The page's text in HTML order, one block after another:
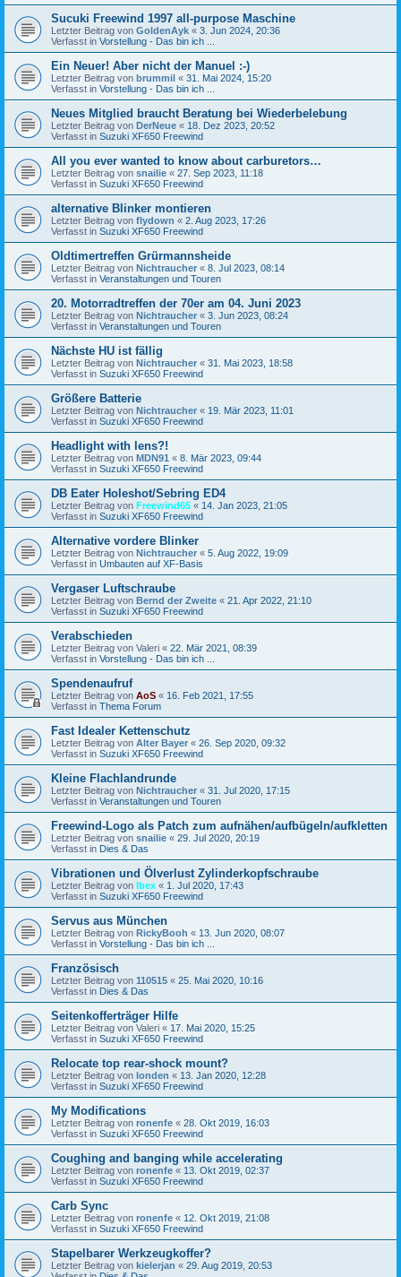
Sucuki Freewind 1997 all-purpose Maschine
Letzter Beitrag von GoldenAyk « 3. Jun 2024, 20:36
Verfasst in Vorstellung - Das bin ich ...
Ein Neuer! Aber nicht der Manuel :-)
Letzter Beitrag von brummil « 31. Mai 2024, 15:20
Verfasst in Vorstellung - Das bin ich ...
Neues Mitglied braucht Beratung bei Wiederbelebung
Letzter Beitrag von DerNeue « 18. Dez 2023, 20:52
Verfasst in Suzuki XF650 Freewind
All you ever wanted to know about carburetors…
Letzter Beitrag von snailie « 27. Sep 2023, 11:18
Verfasst in Suzuki XF650 Freewind
alternative Blinker montieren
Letzter Beitrag von flydown « 2. Aug 2023, 17:26
Verfasst in Suzuki XF650 Freewind
Oldtimertreffen Grürmannsheide
Letzter Beitrag von Nichtraucher « 8. Jul 2023, 08:14
Verfasst in Veranstaltungen und Touren
20. Motorradtreffen der 70er am 04. Juni 2023
Letzter Beitrag von Nichtraucher « 3. Jun 2023, 08:24
Verfasst in Veranstaltungen und Touren
Nächste HU ist fällig
Letzter Beitrag von Nichtraucher « 31. Mai 2023, 18:58
Verfasst in Suzuki XF650 Freewind
Größere Batterie
Letzter Beitrag von Nichtraucher « 19. Mär 2023, 11:01
Verfasst in Suzuki XF650 Freewind
Headlight with lens?!
Letzter Beitrag von MDN91 « 8. Mär 2023, 09:44
Verfasst in Suzuki XF650 Freewind
DB Eater Holeshot/Sebring ED4
Letzter Beitrag von Freewind65 « 14. Jan 2023, 21:05
Verfasst in Suzuki XF650 Freewind
Alternative vordere Blinker
Letzter Beitrag von Nichtraucher « 5. Aug 2022, 19:09
Verfasst in Umbauten auf XF-Basis
Vergaser Luftschraube
Letzter Beitrag von Bernd der Zweite « 21. Apr 2022, 21:10
Verfasst in Suzuki XF650 Freewind
Verabschieden
Letzter Beitrag von Valeri « 22. Mär 2021, 08:39
Verfasst in Vorstellung - Das bin ich ...
Spendenaufruf
Letzter Beitrag von AoS « 16. Feb 2021, 17:55
Verfasst in Thema Forum
Fast Idealer Kettenschutz
Letzter Beitrag von Alter Bayer « 26. Sep 2020, 09:32
Verfasst in Suzuki XF650 Freewind
Kleine Flachlandrunde
Letzter Beitrag von Nichtraucher « 31. Jul 2020, 17:15
Verfasst in Veranstaltungen und Touren
Freewind-Logo als Patch zum aufnähen/aufbügeln/aufkletten
Letzter Beitrag von snailie « 29. Jul 2020, 20:19
Verfasst in Dies & Das
Vibrationen und Ölverlust Zylinderkopfschraube
Letzter Beitrag von Ibex « 1. Jul 2020, 17:43
Verfasst in Suzuki XF650 Freewind
Servus aus München
Letzter Beitrag von RickyBooh « 13. Jun 2020, 08:07
Verfasst in Vorstellung - Das bin ich ...
Französisch
Letzter Beitrag von 110515 « 25. Mai 2020, 10:16
Verfasst in Dies & Das
Seitenkofferträger Hilfe
Letzter Beitrag von Valeri « 17. Mai 2020, 15:25
Verfasst in Suzuki XF650 Freewind
Relocate top rear-shock mount?
Letzter Beitrag von londen « 13. Jan 2020, 12:28
Verfasst in Suzuki XF650 Freewind
My Modifications
Letzter Beitrag von ronenfe « 28. Okt 2019, 16:03
Verfasst in Suzuki XF650 Freewind
Coughing and banging while accelerating
Letzter Beitrag von ronenfe « 13. Okt 2019, 02:37
Verfasst in Suzuki XF650 Freewind
Carb Sync
Letzter Beitrag von ronenfe « 12. Okt 2019, 21:08
Verfasst in Suzuki XF650 Freewind
Stapelbarer Werkzeugkoffer?
Letzter Beitrag von kielerjan « 29. Aug 2019, 20:53